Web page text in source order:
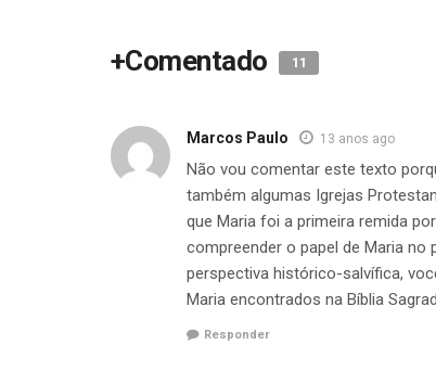
+Comentado 11
Marcos Paulo 13 anos ago
Não vou comentar este texto
também algumas Igrejas
que Maria foi a primeira remida
compreender o papel de Maria no
perspectiva histórico-salvífica,
Maria encontrados na Bíblia
Responder